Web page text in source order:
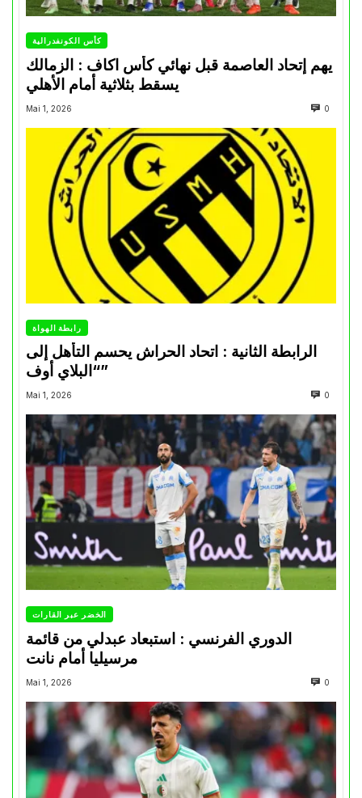
كأس الكونفدرالية
يهم إتحاد العاصمة قبل نهائي كأس اكاف : الزمالك
Mai 1, 2026 0
رابطة الهواة
الرابطة الثانية : اتحاد الحراش يحسم التأهل إلى
“البلاي أوف”
Mai 1, 2026 0
الخضر عبر القارات
الدوري الفرنسي : استبعاد عبدلي من قائمة
مرسيليا أمام نانت
Mai 1, 2026 0